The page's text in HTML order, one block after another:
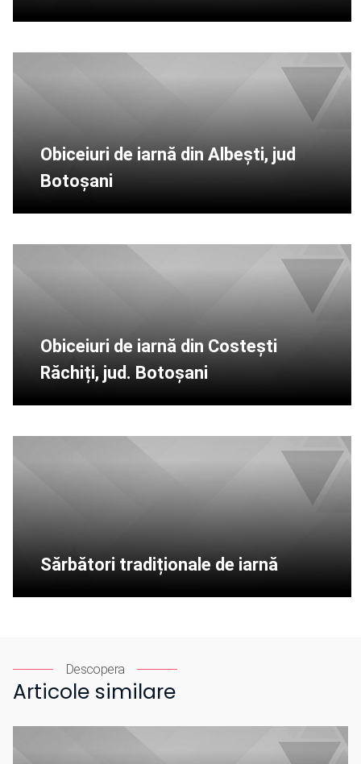
Obiceiuri de iarnă din Albești, jud
Botoșani
Obiceiuri de iarnă din Costești
Răchiți, jud. Botoșani
Sărbători tradiționale de iarnă
Descopera
Articole similare